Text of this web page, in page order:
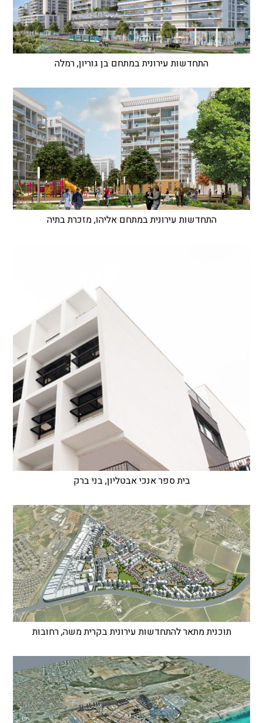
התחדשות עירונית במתחם בן גוריון, רמלה
התחדשות עירונית במתחם אליהו, מזכרת בתיה
בית ספר אנכי אבטליון, בני ברק
תוכנית מתאר להתחדשות עירונית בקרית משה, רחובות